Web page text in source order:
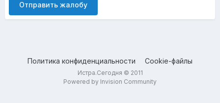
Отправить жалобу
Политика конфиденциальности Cookie-файлы
Истра.Сегодня © 2011
Powered by Invision Community